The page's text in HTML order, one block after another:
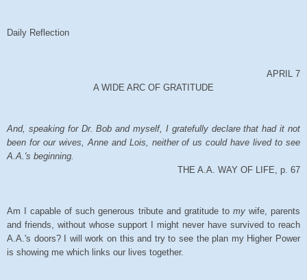
Daily Reflection
APRIL 7
A WIDE ARC OF GRATITUDE
And, speaking for Dr. Bob and myself, I gratefully declare that had it not
been for our wives, Anne and Lois, neither of us could have lived to see
A.A.'s beginning.
THE A.A. WAY OF LIFE, p. 67
Am I capable of such generous tribute and gratitude to my wife, parents
and friends, without whose support I might never have survived to reach
A.A.'s doors? I will work on this and try to see the plan my Higher Power
is showing me which links our lives together.